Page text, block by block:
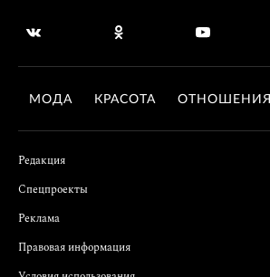
МОДА КРАСОТА ОТНОШЕНИЯ
Редакция
Спецпроекты
Реклама
Правовая информация